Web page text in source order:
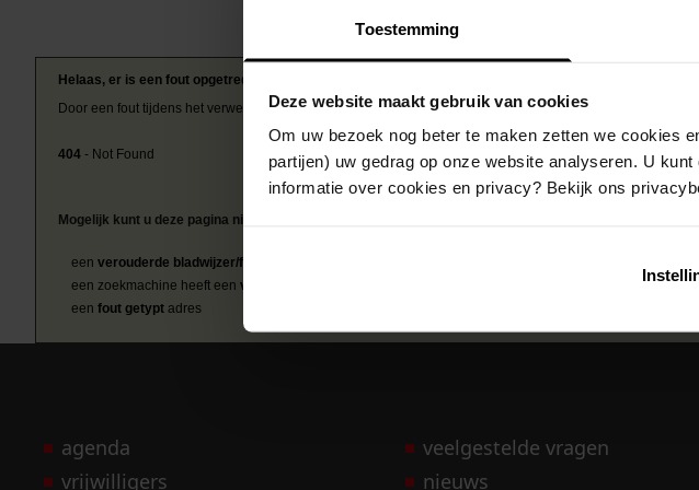
Toestemming
Deze website maakt gebruik van cookies
Om uw bezoek nog beter te maken zetten we cookies
partijen) uw gedrag op onze website analyseren. U
informatie over cookies en privacy? Bekijk ons
Helaas, er is een fout opgetreden
Door een fout tijdens het verwerken van deze pagina is het niet mogelijk om deze pagina te kunnen bekijken.
404 - Not Found
Mogelijk kunt u deze pagina niet bezoeken door:
een verouderde bladwijzer/favoriet
een zoekmachine heeft een verouderde lijst van de website
een fout getypt adres
agenda
vrijwilligers
veelgestelde vragen
nieuws